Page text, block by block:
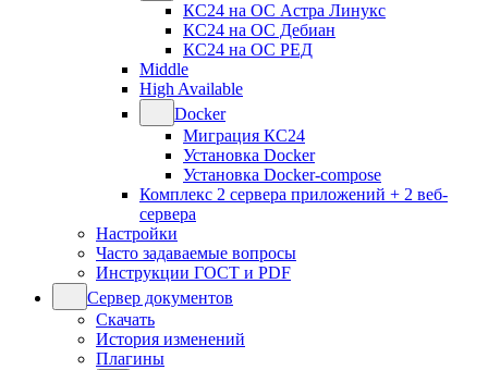
КС24 на ОС Астра Линукс
КС24 на ОС Дебиан
КС24 на ОС РЕД
Middle
High Available
Docker
Миграция КС24
Установка Docker
Установка Docker-compose
Комплекс 2 сервера приложений + 2 веб-
сервера
Настройки
Часто задаваемые вопросы
Инструкции ГОСТ и PDF
Сервер документов
Скачать
История изменений
Плагины